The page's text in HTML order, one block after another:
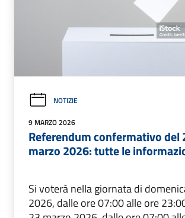
NOTIZIE
9 MARZO 2026
Referendum confermativo del
marzo 2026: tutte le
Si voterà nella giornata di
2026, dalle ore 07:00 alle ore